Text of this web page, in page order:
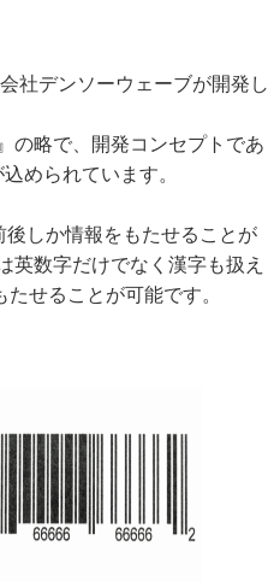
社デンソーウェーブが開発し
の略で、開発コンセプトであ
められています。
しか情報をもたせることが
英数字だけでなく漢字も扱え
せることが可能です。